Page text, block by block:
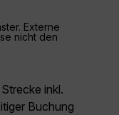
Externe
nicht den
inkl.
Buchung